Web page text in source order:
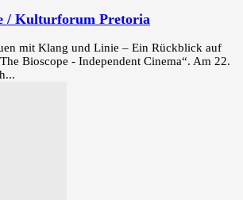
/ Kulturforum Pretoria
mit Klang und Linie – Ein Rückblick auf
Bioscope - Independent Cinema“. Am 22.